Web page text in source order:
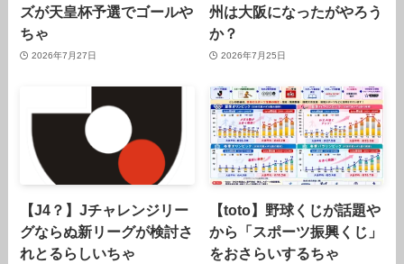
ズが天皇杯予選でゴールや
ちゃ
2026年7月27日
州は大阪になったがやろう
か？
2026年7月25日
【J4？】Jチャレンジリー
グならぬ新リーグが検討さ
れとるらしいちゃ
【toto】野球くじが話題や
から「スポーツ振興くじ」
をおさらいするちゃ